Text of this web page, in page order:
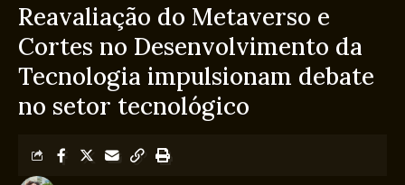
Reavaliação do Metaverso e
Cortes no Desenvolvimento da
Tecnologia impulsionam debate
no setor tecnológico